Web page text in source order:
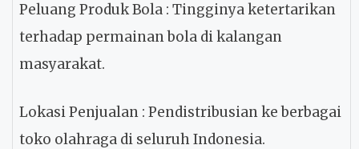
Peluang Produk Bola : Tingginya ketertarikan
terhadap permainan bola di kalangan
masyarakat.
Lokasi Penjualan : Pendistribusian ke berbagai
toko olahraga di seluruh Indonesia.